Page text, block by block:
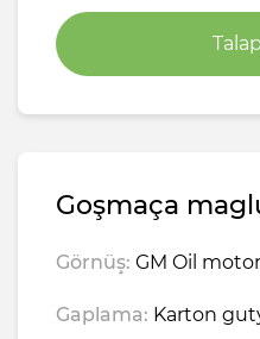
Goşmaça
Görnüş: GM Oil
Gaplama: Karton